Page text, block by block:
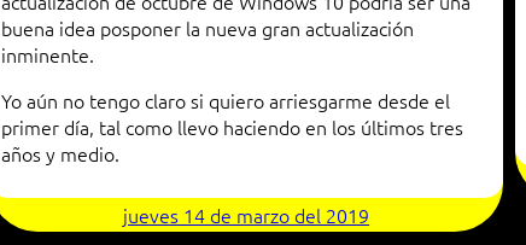
buena idea posponer la nueva gran actualización
inminente.
Yo aún no tengo claro si quiero arriesgarme desde el
primer día, tal como llevo haciendo en los últimos tres
años y medio.
jueves 14 de marzo del 2019